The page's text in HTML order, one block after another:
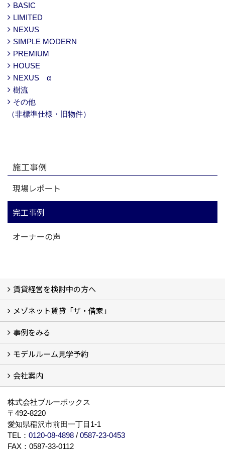
BASIC
LIMITED
NEXUS
SIMPLE MODERN
PREMIUM
HOUSE
NEXUS α
樹流
その他
（非標準仕様・旧物件）
施工事例
現場レポート
完工事例
オーナーの声
賃貸経営を検討中の方へ
私たちの考え方
賃貸経営の成功学
様々な無料サービス
相続税とは
よくあるご質問
メゾネット賃貸「ザ・借家」
ザ・借家について詳しく知る (2)
事例をみる
建設中の現場レポート
完成した建物を見てみる
オーナーの声
モデルルーム見学予約
モデルルーム見学予約
会社案内
株式会社ブルーボックス
〒492-8220
愛知県稲沢市前田一丁目1-1
TEL： 0120-08-4898 / 0587-23-0453
FAX：0587-33-0112